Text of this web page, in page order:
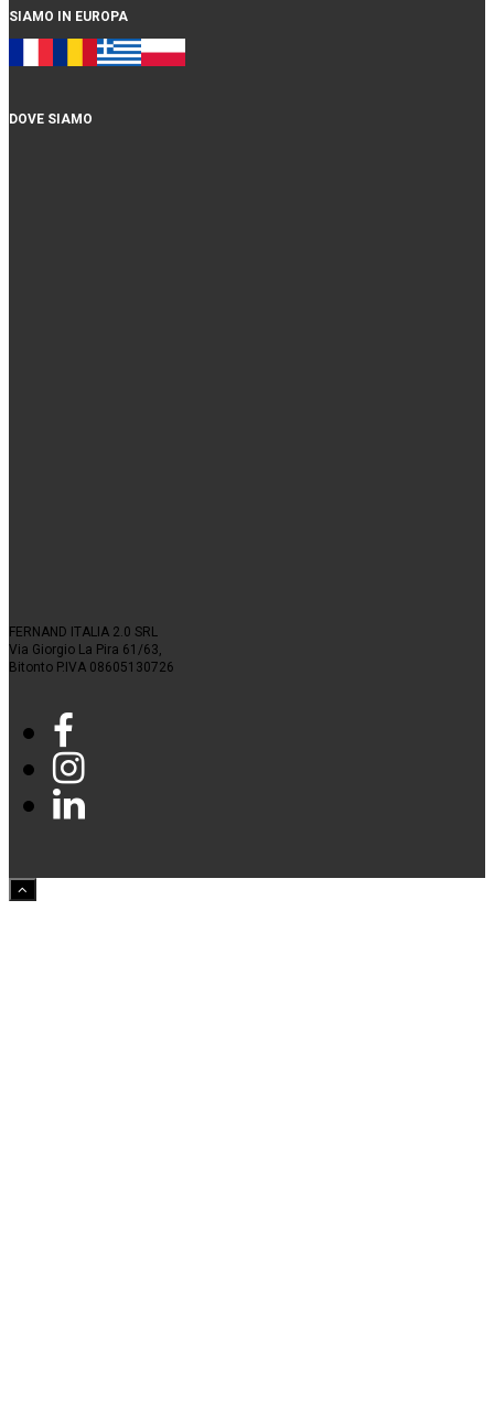
SIAMO IN EUROPA
DOVE SIAMO
FERNAND ITALIA 2.0 SRL
Via Giorgio La Pira 61/63,
Bitonto P.IVA 08605130726